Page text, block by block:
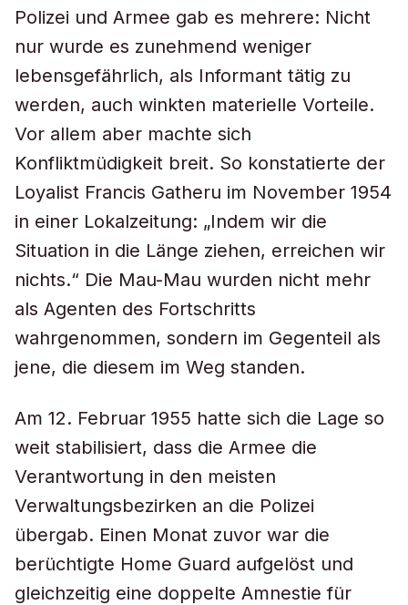
Polizei und Armee gab es mehrere: Nicht
nur wurde es zunehmend weniger
lebensgefährlich, als Informant tätig zu
werden, auch winkten materielle Vorteile.
Vor allem aber machte sich
Konfliktmüdigkeit breit. So konstatierte der
Loyalist Francis Gatheru im November 1954
in einer Lokalzeitung: „Indem wir die
Situation in die Länge ziehen, erreichen wir
nichts.“ Die Mau-Mau wurden nicht mehr
als Agenten des Fortschritts
wahrgenommen, sondern im Gegenteil als
jene, die diesem im Weg standen.
Am 12. Februar 1955 hatte sich die Lage so
weit stabilisiert, dass die Armee die
Verantwortung in den meisten
Verwaltungsbezirken an die Polizei
übergab. Einen Monat zuvor war die
berüchtigte Home Guard aufgelöst und
gleichzeitig eine doppelte Amnestie für